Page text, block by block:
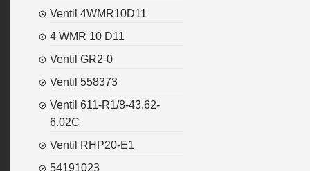
Ventil 4WMR10D11
4 WMR 10 D11
Ventil GR2-0
Ventil 558373
Ventil 611-R1/8-43.62-
6.02C
Ventil RHP20-E1
54191023